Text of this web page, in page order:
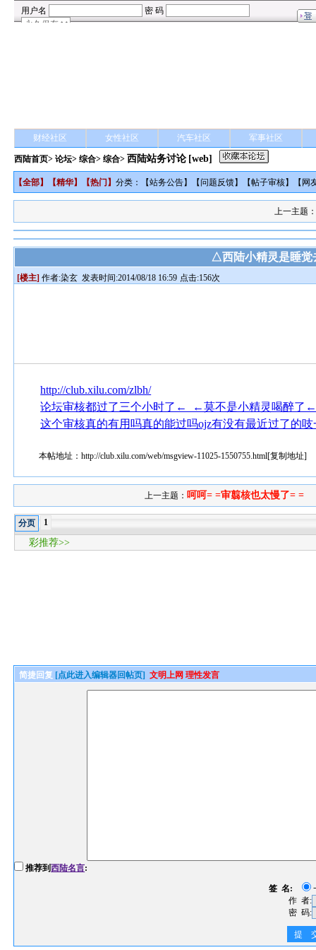
财经社区 女性社区 汽车社区 军事社区
西陆首页>论坛>综合> 综合> 西陆站务讨论 [web]
【全部】【精华】【热门 】分类：【站务公告】【问题反馈】【帖子审核】【 网
上一主题
△西陆小精灵是睡
[楼主] 作者:染玄 发表时间:2014/08/18 16:59 点击:156次
http://club.xilu.com/zlbh/
论坛审核都过了三个小时了←_←莫不是小精灵喝醉了
这个审核真的有用吗真的能过吗ojz有没有最近过了的
本帖地址：http://club.xilu.com/web/msgview-11025-1550755.html[复制地址]
上一主题： 呵呵= =审翦核也太慢了= =
分页 1
彩推荐>>
简捷回复 [点此进入编辑器回帖页] 文明上网 理性发言
推荐到西陆名言:
签 名:
作 者:
密 码:
提